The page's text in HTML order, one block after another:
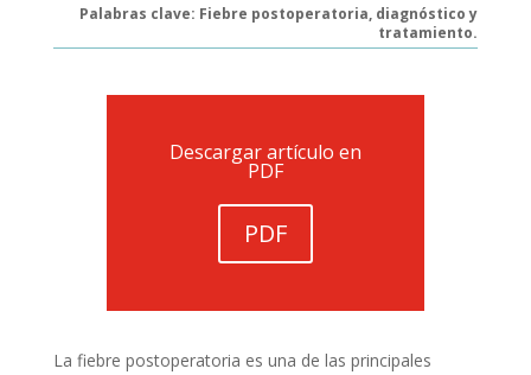
Palabras clave: Fiebre postoperatoria, diagnóstico y
tratamiento.
Descargar artículo en
PDF
PDF
La fiebre postoperatoria es una de las principales